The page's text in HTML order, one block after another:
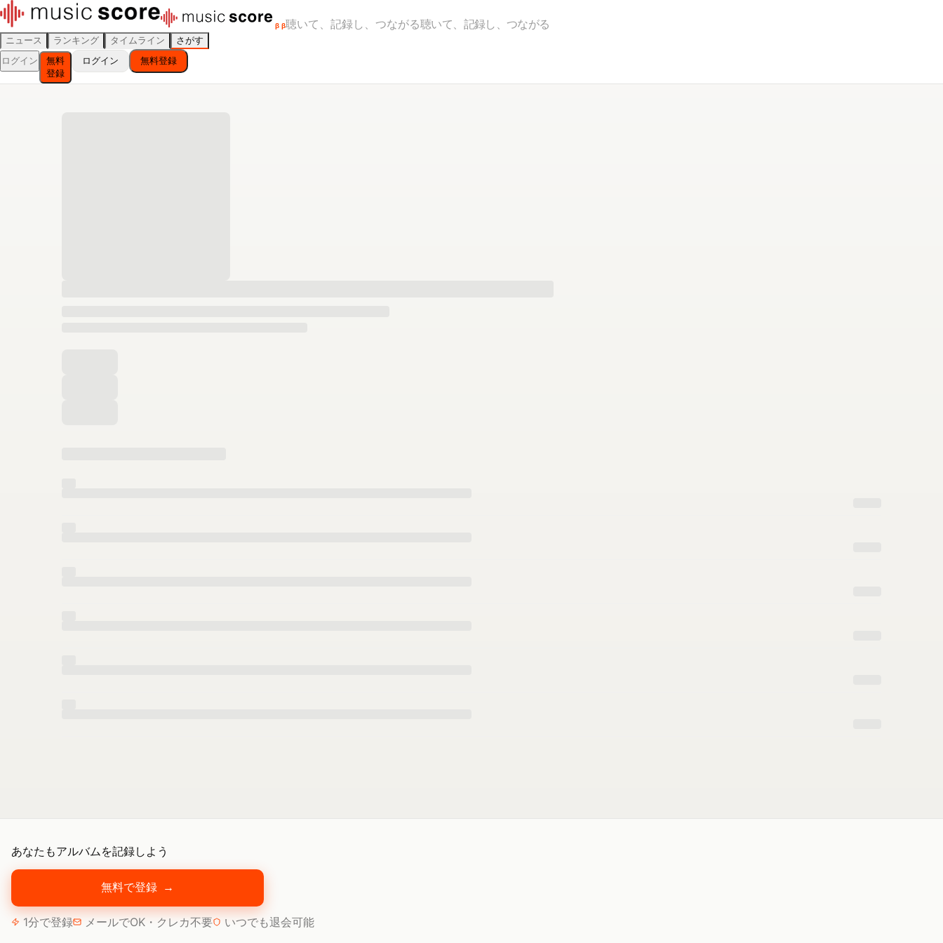
β β聴いて、記録し、つながる聴いて、記録し、つながる
ニュース ランキング タイムライン
さがす
ログイン
無料
登録
ログイン 無料登録
あなたもアルバムを記録しよう
無料で登録 →
1分で登録 メールでOK・クレカ不要 いつでも退会可能